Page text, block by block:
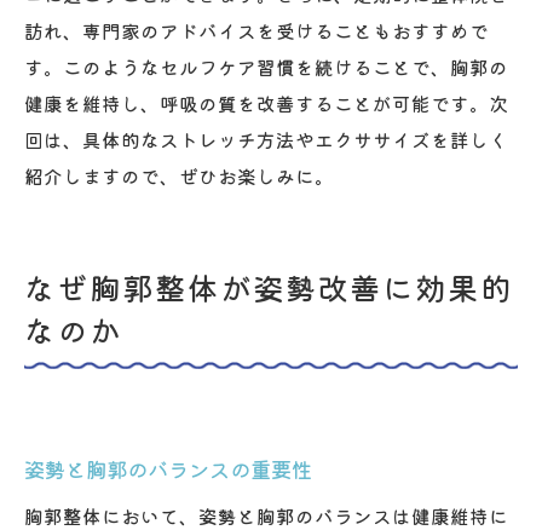
訪れ、専門家のアドバイスを受けることもおすすめで
す。このようなセルフケア習慣を続けることで、胸郭の
健康を維持し、呼吸の質を改善することが可能です。次
回は、具体的なストレッチ方法やエクササイズを詳しく
紹介しますので、ぜひお楽しみに。
なぜ胸郭整体が姿勢改善に効果的
なのか
姿勢と胸郭のバランスの重要性
胸郭整体において、姿勢と胸郭のバランスは健康維持に